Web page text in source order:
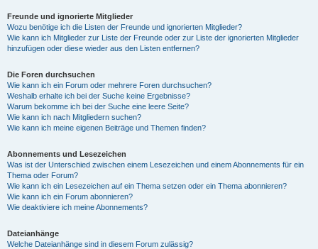
Freunde und ignorierte Mitglieder
Wozu benötige ich die Listen der Freunde und ignorierten Mitglieder?
Wie kann ich Mitglieder zur Liste der Freunde oder zur Liste der ignorierten Mitglieder
hinzufügen oder diese wieder aus den Listen entfernen?
Die Foren durchsuchen
Wie kann ich ein Forum oder mehrere Foren durchsuchen?
Weshalb erhalte ich bei der Suche keine Ergebnisse?
Warum bekomme ich bei der Suche eine leere Seite?
Wie kann ich nach Mitgliedern suchen?
Wie kann ich meine eigenen Beiträge und Themen finden?
Abonnements und Lesezeichen
Was ist der Unterschied zwischen einem Lesezeichen und einem Abonnements für ein
Thema oder Forum?
Wie kann ich ein Lesezeichen auf ein Thema setzen oder ein Thema abonnieren?
Wie kann ich ein Forum abonnieren?
Wie deaktiviere ich meine Abonnements?
Dateianhänge
Welche Dateianhänge sind in diesem Forum zulässig?